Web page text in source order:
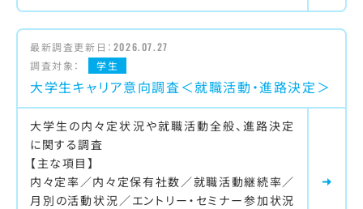
最新調査更新日： 2026.07.27
調査対象：
学生
大学生キャリア意向調査＜就職活動・進路決定＞
大学生の内々定状況や就職活動全般、進路決定
に関する調査
【主な項目】
内々定率／内々定保有社数／就職活動継続率／
月別の活動状況／エントリー・セミナー参加状況